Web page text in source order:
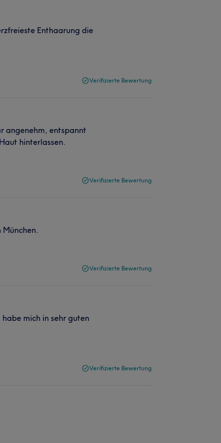
Enthaarung die
Verifizierte Bewertung
angenehm, entspannt
hinterlassen.
Verifizierte Bewertung
Verifizierte Bewertung
mich in sehr guten
Verifizierte Bewertung